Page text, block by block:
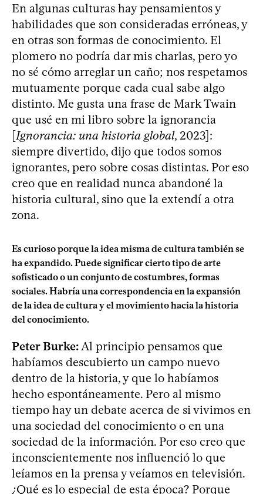
En algunas culturas hay pensamientos y
habilidades que son consideradas erróneas, y
en otras son formas de conocimiento. El
plomero no podría dar mis charlas, pero yo
no sé cómo arreglar un caño; nos respetamos
mutuamente porque cada cual sabe algo
distinto. Me gusta una frase de Mark Twain
que usé en mi libro sobre la ignorancia
[Ignorancia: una historia global, 2023]:
siempre divertido, dijo que todos somos
ignorantes, pero sobre cosas distintas. Por eso
creo que en realidad nunca abandoné la
historia cultural, sino que la extendí a otra
zona.
Es curioso porque la idea misma de cultura también se
ha expandido. Puede significar cierto tipo de arte
sofisticado o un conjunto de costumbres, formas
sociales. Habría una correspondencia en la expansión
de la idea de cultura y el movimiento hacia la historia
del conocimiento.
Peter Burke: Al principio pensamos que
habíamos descubierto un campo nuevo
dentro de la historia, y que lo habíamos
hecho espontáneamente. Pero al mismo
tiempo hay un debate acerca de si vivimos en
una sociedad del conocimiento o en una
sociedad de la información. Por eso creo que
inconscientemente nos influenció lo que
leíamos en la prensa y veíamos en televisión.
¿Qué es lo especial de esta época? Porque